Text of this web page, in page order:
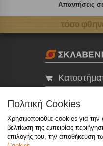
Απαντήσεις
τόσο
eMarket
800 117 7777 (μόνο
Πολιτική Cookies
Χρησιμοποιούμε cookies για την
βελτίωση της εμπειρίας
επιλογής του, την αποθήκευση